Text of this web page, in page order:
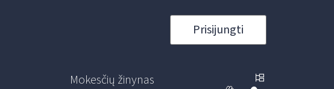
Prisijungti
Mokesčių žinynas